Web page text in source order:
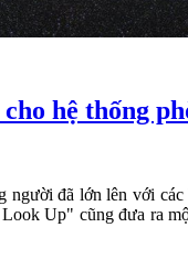
hệ thống
đã lớn lên với
Up" cũng đưa ra